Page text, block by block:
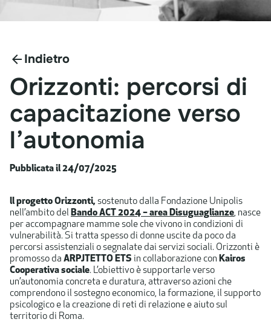
Indietro
Orizzonti: percorsi di
capacitazione verso
l’autonomia
Pubblicata il 24/07/2025
ll progetto Orizzonti,sostenuto dalla Fondazione Unipolis
nell’ambito del Bando ACT 2024 – area Disuguaglianze, nasce
per accompagnare mamme sole che vivono in condizioni di
vulnerabilità. Si tratta spesso di donne uscite da poco da
percorsi assistenziali o segnalate dai servizi sociali. Orizzonti è
promosso da ARPJTETTO ETS in collaborazione con Kairos
Cooperativa sociale. L’obiettivo è supportarle verso
un’autonomia concreta e duratura, attraverso azioni che
comprendono il sostegno economico, la formazione, il supporto
psicologico e la creazione di reti di relazione e aiuto sul
territorio di Roma.